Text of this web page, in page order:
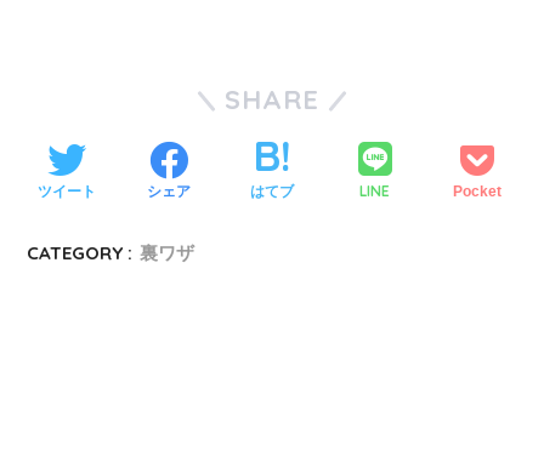
SHARE
ツイート シェア はてブ LINE Pocket
CATEGORY : 裏ワザ